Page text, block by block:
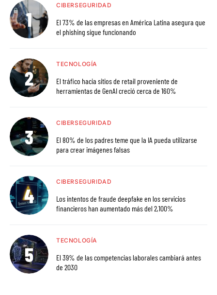
CIBERSEGURIDAD
El 73% de las empresas en América Latina asegura que
el phishing sigue funcionando
TECNOLOGÍA
El tráfico hacia sitios de retail proveniente de
herramientas de GenAI creció cerca de 160%
CIBERSEGURIDAD
El 80% de los padres teme que la IA pueda utilizarse
para crear imágenes falsas
CIBERSEGURIDAD
Los intentos de fraude deepfake en los servicios
financieros han aumentado más del 2,100%
TECNOLOGÍA
El 39% de las competencias laborales cambiará antes
de 2030